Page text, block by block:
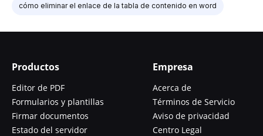
cómo eliminar el enlace de la tabla de contenido en word
Productos
Editor de PDF
Formularios y plantillas
Firmar documentos
Estado del servidor
Empresa
Acerca de
Términos de Servicio
Aviso de privacidad
Centro Legal